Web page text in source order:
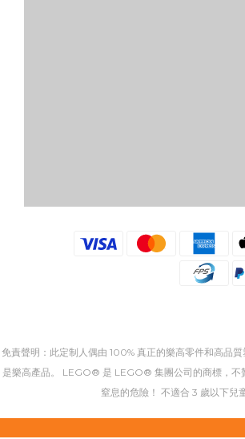
免責聲明：此定制人偶由 100% 真正的樂高零件和高品
是樂高產品。 LEGO® 是 LEGO® 集團公司的商標，不
窒息的危險！ 不適合 3 歲以下兒